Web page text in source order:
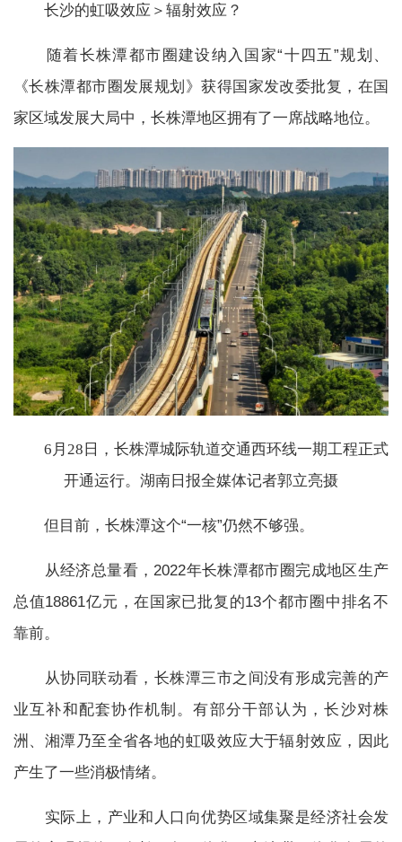
长沙的虹吸效应＞辐射效应？
随着长株潭都市圈建设纳入国家“十四五”规划、
《长株潭都市圈发展规划》获得国家发改委批复，在国
家区域发展大局中，长株潭地区拥有了一席战略地位。
6月28日，长株潭城际轨道交通西环线一期工程正式
开通运行。湖南日报全媒体记者郭立亮摄
但目前，长株潭这个“一核”仍然不够强。
从经济总量看，2022年长株潭都市圈完成地区生产
总值18861亿元，在国家已批复的13个都市圈中排名不
靠前。
从协同联动看，长株潭三市之间没有形成完善的产
业互补和配套协作机制。有部分干部认为，长沙对株
洲、湘潭乃至全省各地的虹吸效应大于辐射效应，因此
产生了一些消极情绪。
实际上，产业和人口向优势区域集聚是经济社会发